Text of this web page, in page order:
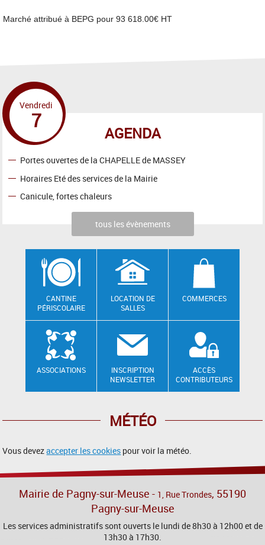
Marché attribué à BEPG pour 93 618.00€ HT
AGENDA
Vendredi
7
Portes ouvertes de la CHAPELLE de MASSEY
Horaires Eté des services de la Mairie
Canicule, fortes chaleurs
tous les évènements
CANTINE
PÉRISCOLAIRE
LOCATION DE
SALLES
COMMERCES
ASSOCIATIONS
INSCRIPTION
NEWSLETTER
ACCÈS
CONTRIBUTEURS
MÉTÉO
Vous devezaccepter les cookies pour voir la météo.
Mairie de Pagny-sur-Meuse - 1, Rue Trondes, 55190
Pagny-sur-Meuse
Les services administratifs sont ouverts le lundi de 8h30 à 12h00 et de
13h30 à 17h30.